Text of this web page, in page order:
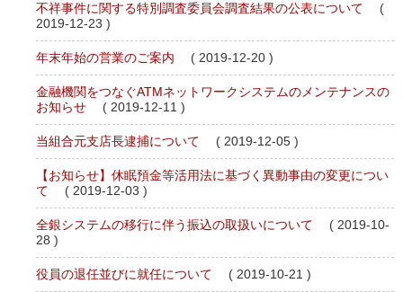
不祥事件に関する特別調査委員会調査結果の公表について
(
2019-12-23 )
年末年始の営業のご案内 ( 2019-12-20 )
金融機関をつなぐATMネットワークシステムのメンテナンスの
お知らせ
( 2019-12-11 )
当組合元支店長逮捕について ( 2019-12-05 )
【お知らせ】休眠預金等活用法に基づく異動事由の変更につい
て
( 2019-12-03 )
全銀システムの移行に伴う振込の取扱いについて
( 2019-10-
28 )
役員の退任並びに就任について ( 2019-10-21 )